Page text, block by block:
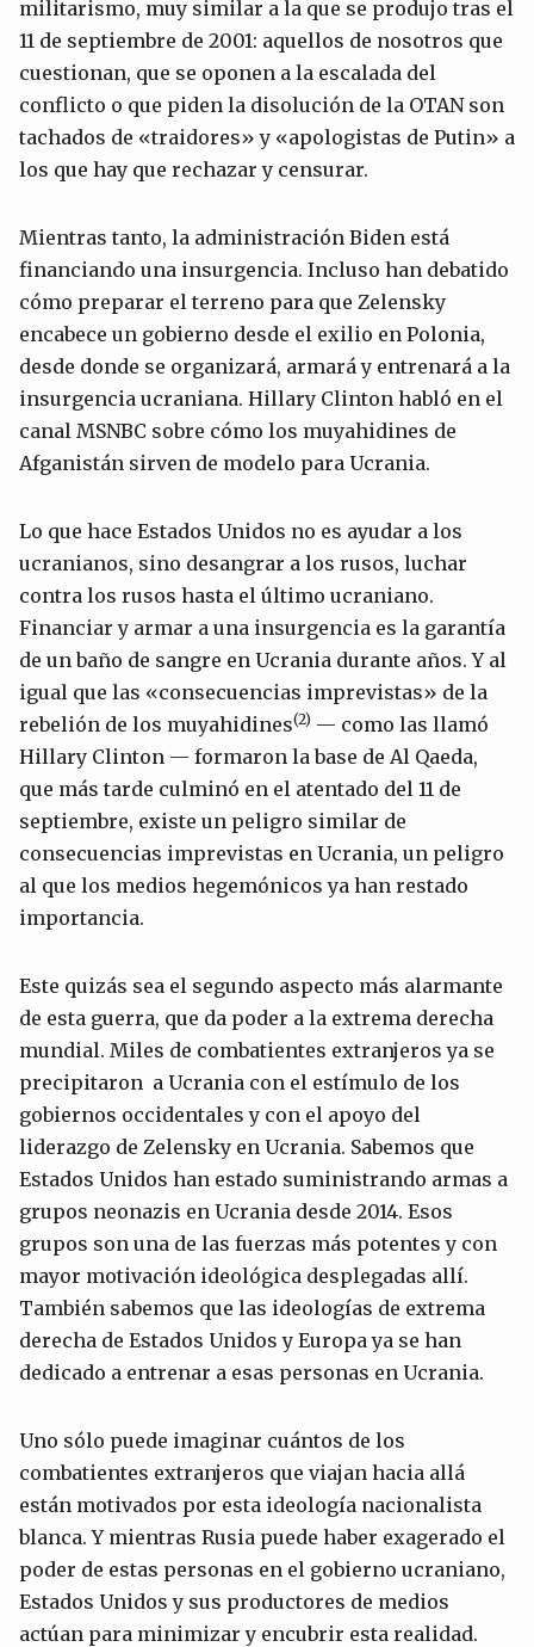
militarismo, muy similar a la que se produjo tras el
11 de septiembre de 2001: aquellos de nosotros que
cuestionan, que se oponen a la escalada del
conflicto o que piden la disolución de la OTAN son
tachados de «traidores» y «apologistas de Putin» a
los que hay que rechazar y censurar.
Mientras tanto, la administración Biden está
financiando una insurgencia. Incluso han debatido
cómo preparar el terreno para que Zelensky
encabece un gobierno desde el exilio en Polonia,
desde donde se organizará, armará y entrenará a la
insurgencia ucraniana. Hillary Clinton habló en el
canal MSNBC sobre cómo los muyahidines de
Afganistán sirven de modelo para Ucrania.
Lo que hace Estados Unidos no es ayudar a los
ucranianos, sino desangrar a los rusos, luchar
contra los rusos hasta el último ucraniano.
Financiar y armar a una insurgencia es la garantía
de un baño de sangre en Ucrania durante años. Y al
igual que las «consecuencias imprevistas» de la
rebelión de los muyahidines(2) — como las llamó
Hillary Clinton — formaron la base de Al Qaeda,
que más tarde culminó en el atentado del 11 de
septiembre, existe un peligro similar de
consecuencias imprevistas en Ucrania, un peligro
al que los medios hegemónicos ya han restado
importancia.
Este quizás sea el segundo aspecto más alarmante
de esta guerra, que da poder a la extrema derecha
mundial. Miles de combatientes extranjeros ya se
precipitaron a Ucrania con el estímulo de los
gobiernos occidentales y con el apoyo del
liderazgo de Zelensky en Ucrania. Sabemos que
Estados Unidos han estado suministrando armas a
grupos neonazis en Ucrania desde 2014. Esos
grupos son una de las fuerzas más potentes y con
mayor motivación ideológica desplegadas allí.
También sabemos que las ideologías de extrema
derecha de Estados Unidos y Europa ya se han
dedicado a entrenar a esas personas en Ucrania.
Uno sólo puede imaginar cuántos de los
combatientes extranjeros que viajan hacia allá
están motivados por esta ideología nacionalista
blanca. Y mientras Rusia puede haber exagerado el
poder de estas personas en el gobierno ucraniano,
Estados Unidos y sus productores de medios
actúan para minimizar y encubrir esta realidad.